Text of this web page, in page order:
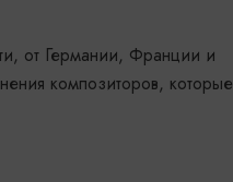
от Германии, Франции и
композиторов, которые